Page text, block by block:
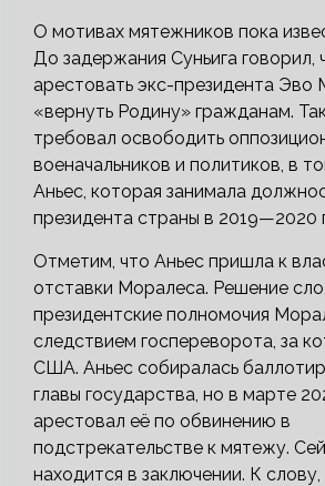
О мотивах мятежников пока
До задержания Суньига говорил,
арестовать экс-президента Эво
«вернуть Родину» гражданам.
требовал освободить
военачальников и политиков, в
Аньес, которая занимала
президента страны в 2019—2020
Отметим, что Аньес пришла к
отставки Моралеса. Решение
президентские полномочия
следствием госпереворота, за
США. Аньес собиралась
главы государства, но в марте
арестовал её по обвинению в
подстрекательстве к мятежу.
находится в заключении. К